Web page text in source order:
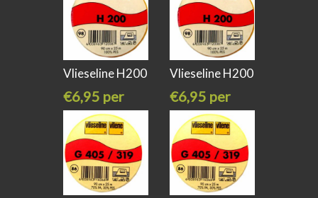
Vlieseline H200
€6,95 per
meter
Vlieseline H200
€6,95 per
meter